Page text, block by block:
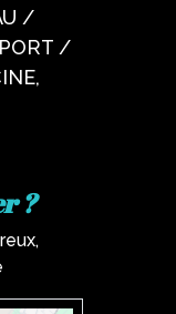
/
/
?